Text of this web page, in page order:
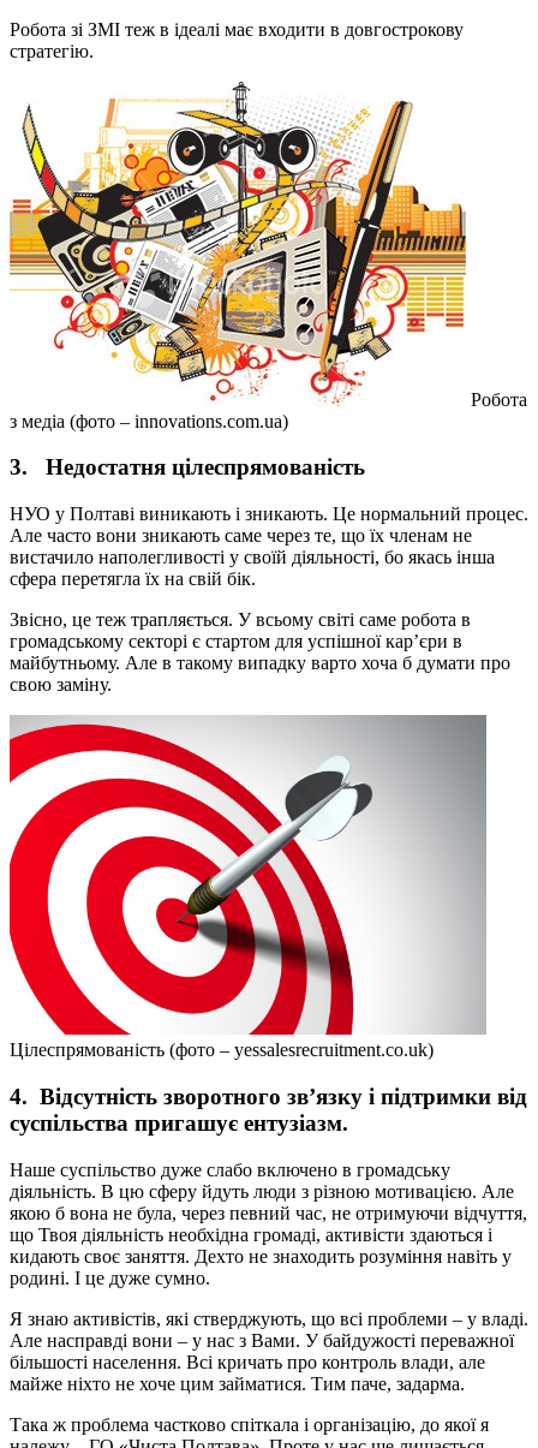
Робота зі ЗМІ теж в ідеалі має входити в довгострокову
стратегію.
Робота
з медіа (фото – innovations.com.ua)
3. Недостатня цілеспрямованість
НУО у Полтаві виникають і зникають. Це нормальний процес.
Але часто вони зникають саме через те, що їх членам не
вистачило наполегливості у своїй діяльності, бо якась інша
сфера перетягла їх на свій бік.
Звісно, це теж трапляється. У всьому світі саме робота в
громадському секторі є стартом для успішної кар’єри в
майбутньому. Але в такому випадку варто хоча б думати про
свою заміну.
Цілеспрямованість (фото – yessalesrecruitment.co.uk)
4. Відсутність зворотного зв’язку і підтримки від
суспільства пригашує ентузіазм.
Наше суспільство дуже слабо включено в громадську
діяльність. В цю сферу йдуть люди з різною мотивацією. Але
якою б вона не була, через певний час, не отримуючи відчуття,
що Твоя діяльність необхідна громаді, активісти здаються і
кидають своє заняття. Дехто не знаходить розуміння навіть у
родині. І це дуже сумно.
Я знаю активістів, які стверджують, що всі проблеми – у владі.
Але насправді вони – у нас з Вами. У байдужості переважної
більшості населення. Всі кричать про контроль влади, але
майже ніхто не хоче цим займатися. Тим паче, задарма.
Така ж проблема частково спіткала і організацію, до якої я